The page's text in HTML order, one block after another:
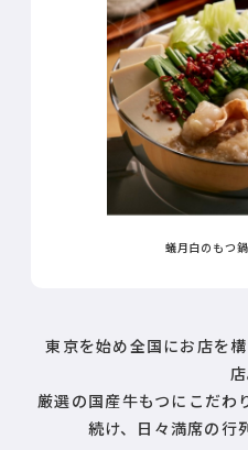
蟻月白のもつ
東京を始め全国にお店を
店
厳選の国産牛もつにこだわ
続け、日々満席の行